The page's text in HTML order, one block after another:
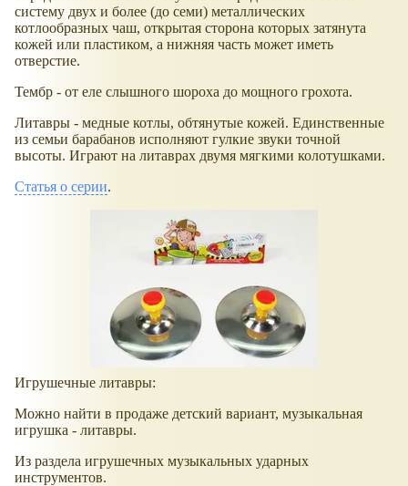
систему двух и более (до семи) металлических
котлообразных чаш, открытая сторона которых затянута
кожей или пластиком, а нижняя часть может иметь
отверстие.
Тембр - от еле слышного шороха до мощного грохота.
Литавры - медные котлы, обтянутые кожей. Единственные
из семьи барабанов исполняют гулкие звуки точной
высоты. Играют на литаврах двумя мягкими колотушками.
Статья о серии.
Игрушечные литавры:
Можно найти в продаже детский вариант, музыкальная
игрушка - литавры.
Из раздела игрушечных музыкальных ударных
инструментов.